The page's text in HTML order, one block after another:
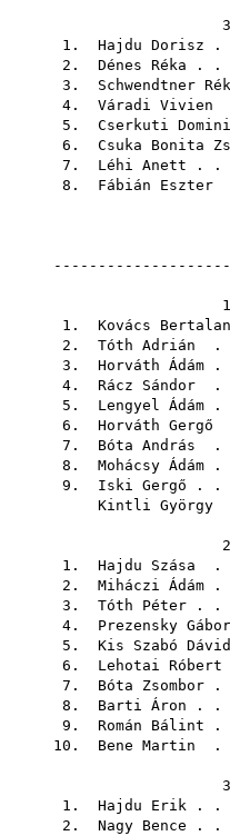
1. Hajdu Dorisz .
2. Dénes Réka . .
3. Schwendtner
4. Váradi Vivien
5. Cserkuti
6. Csuka Bonita
7. Léhi Anett . .
8. Fábián Eszter
1. Kovács Bertalan
2. Tóth Adrián .
3. Horváth Ádám .
4. Rácz Sándor .
5. Lengyel Ádám .
6. Horváth Gergő
7. Bóta András .
8. Mohácsy Ádám .
9. Iski Gergő . .
Kintli György
1. Hajdu Szása .
2. Miháczi Ádám .
3. Tóth Péter . .
4. Prezensky Gábor
5. Kis Szabó Dávid
6. Lehotai Róbert
7. Bóta Zsombor .
8. Barti Áron . .
9. Román Bálint .
10. Bene Martin .
1. Hajdu Erik . .
2. Nagy Bence . .